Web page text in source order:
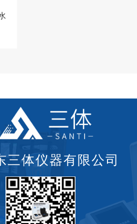
三体仪器有限公司